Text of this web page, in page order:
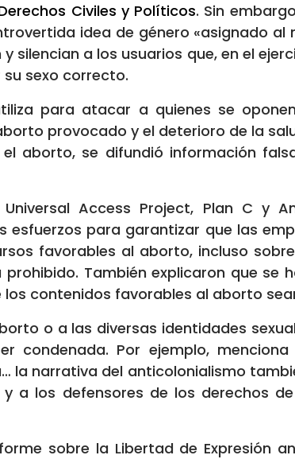
Civiles y Políticos. Sin
idea de género «asignado al
silencian a los usuarios que, en el
sexo correcto.
para atacar a quienes se
provocado y el deterioro de la
aborto, se difundió información
Access Project, Plan C y
para garantizar que las
favorables al aborto, incluso
También explicaron que se
contenidos favorables al aborto
o a las diversas identidades
condenada. Por ejemplo, menciona
la narrativa del anticolonialismo
a los defensores de los derechos
sobre la Libertad de Expresión